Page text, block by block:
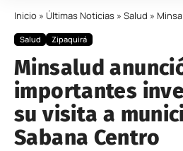
Inicio » Últimas Noticias » Salud » Minsalud
Salud Zipaquirá
Minsalud
importantes
su visita a
Sabana Centro